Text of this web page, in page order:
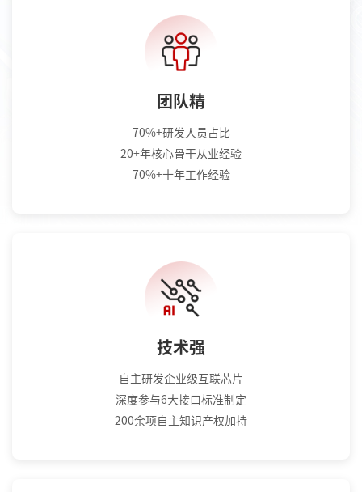
团队精
70%+研发人员占比
20+年核心骨干从业经验
70%+十年工作经验
技术强
自主研发企业级互联芯片
深度参与6大接口标准制定
200余项自主知识产权加持